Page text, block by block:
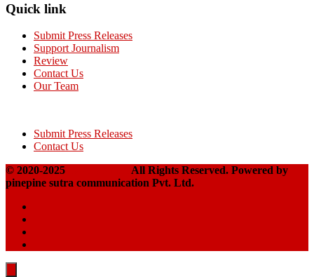
Quick link
Submit Press Releases
Support Journalism
Review
Contact Us
Our Team
Submit Press Releases
Contact Us
© 2020-2025
All Rights Reserved. Powered by
pinepine sutra communication Pvt. Ltd.